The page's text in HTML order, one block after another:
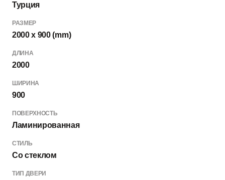
Турция
РАЗМЕР
2000 x 900 (mm)
ДЛИНА
2000
ШИРИНА
900
ПОВЕРХНОСТЬ
Ламинированная
СТИЛЬ
Со стеклом
ТИП ДВЕРИ